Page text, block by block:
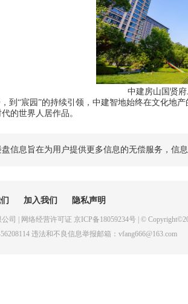
中建房山国贤
到“宸园”的持续引领，中建智地始终在文化地
的世界人居作品。
信息旨在为用户提供更多信息的无偿服务，信
加入我们 隐私声明
司 | 网络经营许可证 京ICP备18059234号 | ©
违法和不良信息举报邮箱：vfang666@163.com